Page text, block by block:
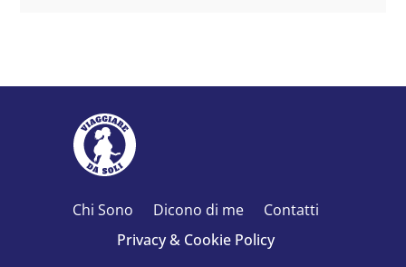
Chi Sono Dicono di me
Contatti
Privacy & Cookie Policy